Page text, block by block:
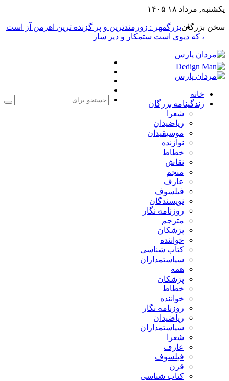
یکشنبه, مرداد ۱۸ ۱۴۰۵
سخن بزرگانبزرگمهر : زورمندترین و پر گزنده ترین اهرمن آز است
، که دیوی است ستمکار و دیر ساز
خانه
زندگینامه بزرگان
شعرا
ریاضیدان
موسیقیدان
نوازنده
خطاط
نقاش
منجم
عارف
فیلسوف
نویسندگان
روزنامه نگار
مترجم
پزشکان
خواننده
کتاب شناسی
سیاستمداران
همه
پزشکان
خطاط
خواننده
روزنامه نگار
ریاضیدان
سیاستمداران
شعرا
عارف
فیلسوف
قرن
کتاب شناسی